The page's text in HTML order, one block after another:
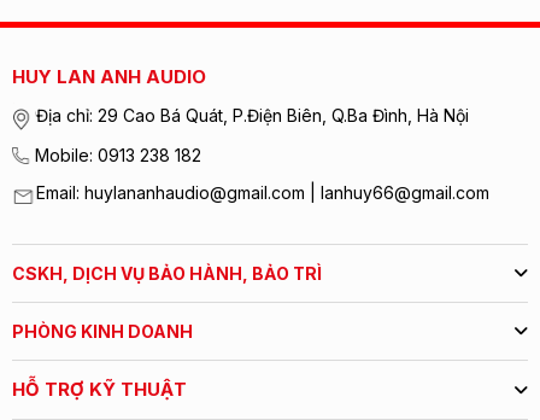
HUY LAN ANH AUDIO
Địa chỉ: 29 Cao Bá Quát, P.Điện Biên, Q.Ba Đình, Hà Nội
Mobile: 0913 238 182
Email: huylananhaudio@gmail.com | lanhuy66@gmail.com
CSKH, DỊCH VỤ BẢO HÀNH, BẢO TRÌ
PHÒNG KINH DOANH
HỖ TRỢ KỸ THUẬT